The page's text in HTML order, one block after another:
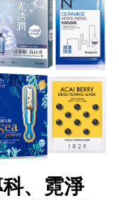
科、霓淨